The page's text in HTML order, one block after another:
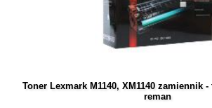
Toner Lexmark M1140, XM1140 zamiennik
reman